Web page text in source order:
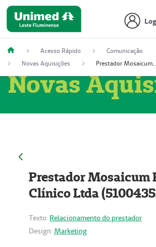
Acesso Rápido
Comunicação
Novas Aquisições
Prestador Mosaicum Espaço Clínico Ltda (51004352-0)
Novas
Prestador Mosaicum
Clínico Ltda
Texto: Relacionamento do prestador
Design: Marketing